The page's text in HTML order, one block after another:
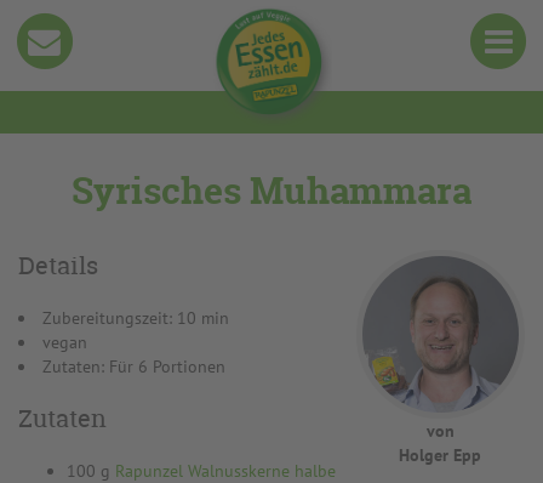
Syrisches Muhammara
von
Holger Epp
Details
Zubereitungszeit: 10 min
vegan
Zutaten: Für 6 Portionen
Zutaten
100 g Rapunzel Walnusskerne halbe